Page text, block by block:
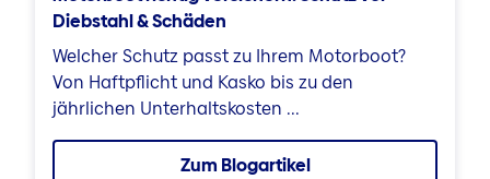
Diebstahl & Schäden
Welcher Schutz passt zu Ihrem Motorboot?
Von Haftpflicht und Kasko bis zu den
jährlichen Unterhaltskosten ...
Zum Blogartikel